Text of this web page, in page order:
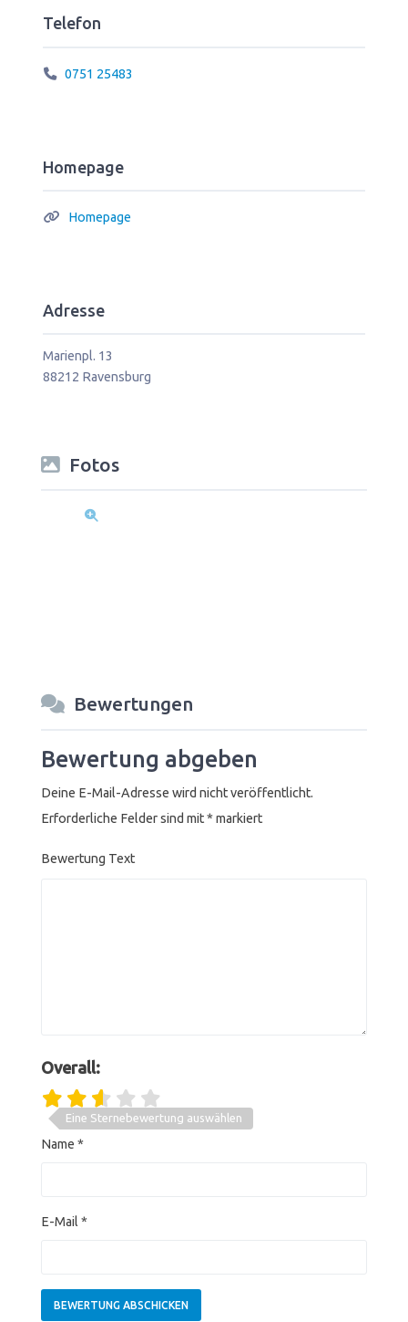
Fotos
Bewertungen
Bewertung abgeben
Deine E-Mail-Adresse wird nicht veröffentlicht.
Erforderliche Felder sind mit*markiert
Bewertung Text
Overall:
Eine Sternebewertung auswählen
Name *
E-Mail *
Telefon
0751 25483
Homepage
Homepage
Adresse
Marienpl. 13
88212 Ravensburg